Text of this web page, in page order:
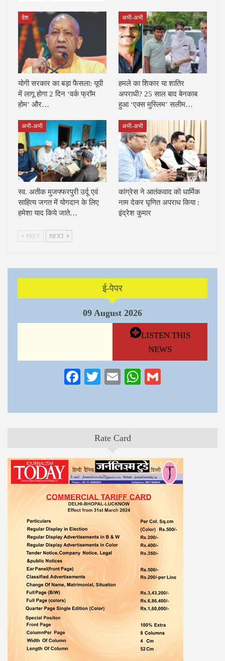
देश
योगी सरकार का बड़ा फैसला: यूपी
में लागू होगा 2 दिन ‘वर्क फ्रॉम
होम’ और…
अभी-अभी
हमले का शिकार या शातिर
अपराधी? 25 साल बाद बेनकाब
हुआ ‘एक्स मुस्लिम’ सलीम…
अभी-अभी
स्व. अतीक मुजफ्फरपुरी उर्दू एवं
साहित्य जगत में योगदान के लिए
हमेशा याद किये जाते…
अभी-अभी
कांग्रेस ने आतंकवाद को धार्मिक
नाम देकर घृणित अपराध किया :
इंद्रेश कुमार
PREV NEXT
ई-पेपर
09 August 2026
LISTEN THIS
NEWS
Facebook
TwitterEmailWhatsApp
Rate Card